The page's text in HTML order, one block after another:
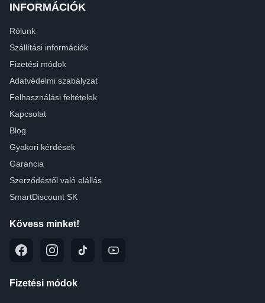
INFORMÁCIÓK
Rólunk
Szállítási információk
Fizetési módok
Adatvédelmi szabályzat
Felhasználási feltételek
Kapcsolat
Blog
Gyakori kérdések
Garancia
Szerződéstől való elállás
SmartDiscount SK
Kövess minket!
Fizetési módok